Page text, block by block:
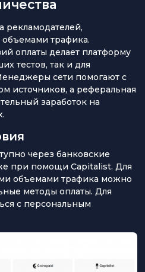
рекламодателей,
трафика.
оплаты делает платформу
тестов, так и для
сети помогают с
источников, а реферальная
заработок на
через банковские
при помощи Capitalist. Для
объемами трафика можно
методы оплаты. Для
с персональным